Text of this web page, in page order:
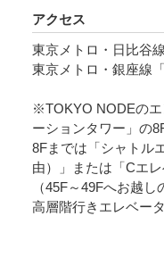
アクセス
東京メトロ・日比谷
東京メトロ・銀座線
※TOKYO NODEのエ
ーションタワー」の
8Fまでは「シャトル
由）」または「Cエ
（45F～49Fへお越
高層階行きエレベー